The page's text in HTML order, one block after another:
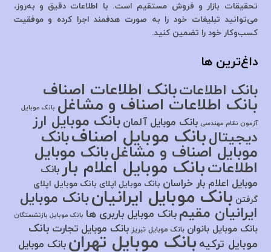
تحقیقات بازار و فروش مستقیم است. با اطلاعات دقیق و به‌روز،
می‌توانید تبلیغات خود را به صورت هدفمند اجرا کرده و موفقیت
کسب‌وکار خود را تضمین کنید.
داغ‌ترین ها
بانک اطلاعاتبانک اطلاعات اصناف
بانک اطلاعات اصناف و مشاغل بانک موبایل
آزمون نظام مهندسی بانک موبایل آلمان بانک موبایل ارز
دیجیتالبانک موبایل اصنافبانک
موبایل اصناف و مشاغلبانک موبایل
اطلاعاتبانک موبایل اعلام بار بانک
موبایل اعلام بار خراسان بانک موبایل اپلای بانک موبایل اپلای
گرفتن بانک موبایل ایرانیانبانک موبایل
ایرانیان مقیم بانک موبایل باربری ها بانک موبایل بازنشستگان
بانک موبایل بانوان بانک موبایل تبریز بانک موبایل تجارت بانک
موبایل ترکیه بانک موبایل تهران بانک موبایل